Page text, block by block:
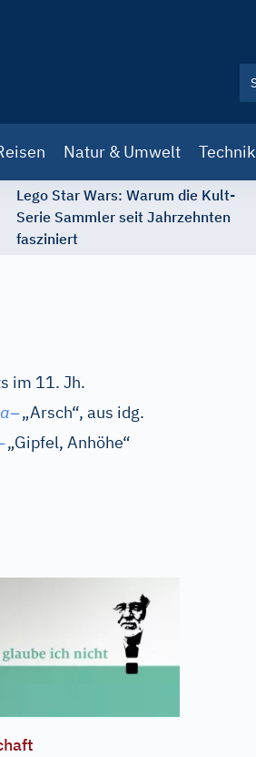
Natur & Umwelt Technik
Lego Star Wars: Warum die Kult-
Serie Sammler seit Jahrzehnten
fasziniert
im 11. Jh.
–„Arsch“, aus idg.
„Gipfel, Anhöhe“